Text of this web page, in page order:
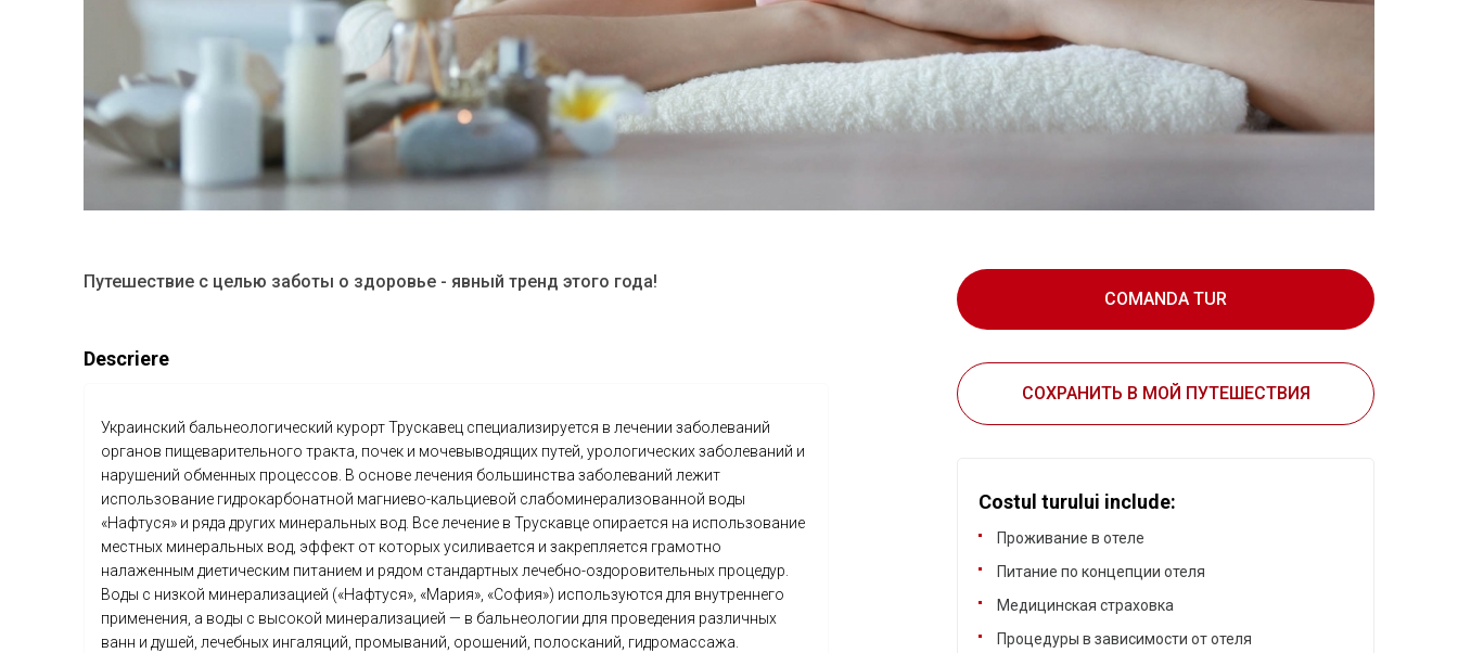
Путешествие с целью заботы о здоровье - явный тренд этого года!
Descriere
Украинский бальнеологический курорт Трускавец специализируется в лечении заболеваний
органов пищеварительного тракта, почек и мочевыводящих путей, урологических заболеваний и
нарушений обменных процессов. В основе лечения большинства заболеваний лежит
использование гидрокарбонатной магниево-кальциевой слабоминерализованной воды
«Нафтуся» и ряда других минеральных вод. Все лечение в Трускавце опирается на использование
местных минеральных вод, эффект от которых усиливается и закрепляется грамотно
налаженным диетическим питанием и рядом стандартных лечебно-оздоровительных процедур.
Воды с низкой минерализацией («Нафтуся», «Мария», «София») используются для внутреннего
применения, а воды с высокой минерализацией — в бальнеологии для проведения различных
ванн и душей, лечебных ингаляций, промываний, орошений, полосканий, гидромассажа.
COMANDA TUR
СОХРАНИТЬ В МОЙ ПУТЕШЕСТВИЯ
Costul turului include:
Проживание в отеле
Питание по концепции отеля
Медицинская страховка
Процедуры в зависимости от отеля